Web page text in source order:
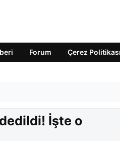
Forum Çerez
İşte o